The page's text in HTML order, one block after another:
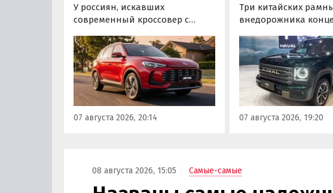
У россиян, искавших
современный кроссовер с
доступной цене, теперь есть
еще один вариант с китайского
рынка — MG ZS. В Китае он
стоит от 900 000 рублей по
текущему курсу, а в РФ с учетом
всех расходов за него нужно
отдать минимум 1 500 000
07 августа 2026, 20:14
Три китайских
внедорожника
калининградском
«Автотор». Речь о
Tank 400 и Tank 500,
успешно прошли
сертификацию и
Одобрения типа
транспортного
07 августа 2026, 19:20
08 августа 2026, 15:05 Самые-самые